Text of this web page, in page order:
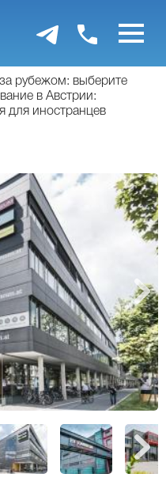
рубежом: выберите
в Австрии:
для иностранцев